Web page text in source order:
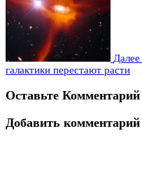
Далее
галактики перестают расти
Оставьте Комментарий
Добавить комментарий